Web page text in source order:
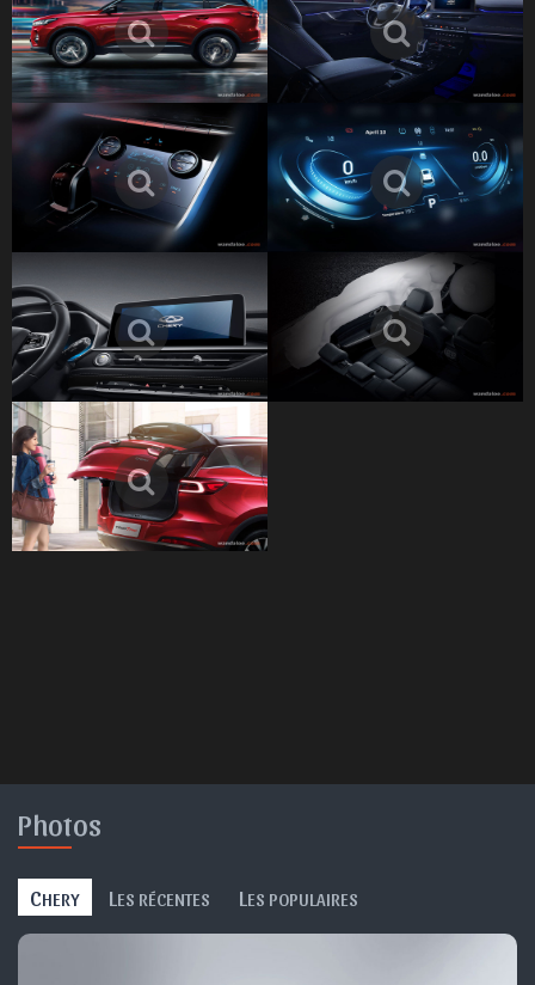
Photos
CHERY L ES RÉCENTES L ES POPULAIRES